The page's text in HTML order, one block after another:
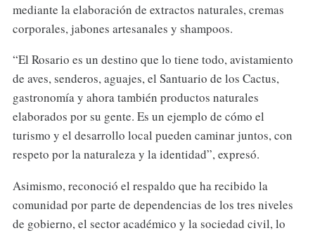
mediante la elaboración de extractos naturales, cremas
corporales, jabones artesanales y shampoos.
“El Rosario es un destino que lo tiene todo, avistamiento
de aves, senderos, aguajes, el Santuario de los Cactus,
gastronomía y ahora también productos naturales
elaborados por su gente. Es un ejemplo de cómo el
turismo y el desarrollo local pueden caminar juntos, con
respeto por la naturaleza y la identidad”, expresó.
Asimismo, reconoció el respaldo que ha recibido la
comunidad por parte de dependencias de los tres niveles
de gobierno, el sector académico y la sociedad civil, lo